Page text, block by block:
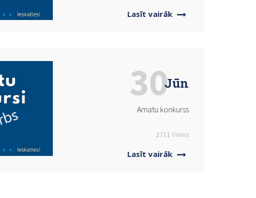
Lasīt vairāk
Jūn
Amatu konkurss
2711 Views
Lasīt vairāk
30